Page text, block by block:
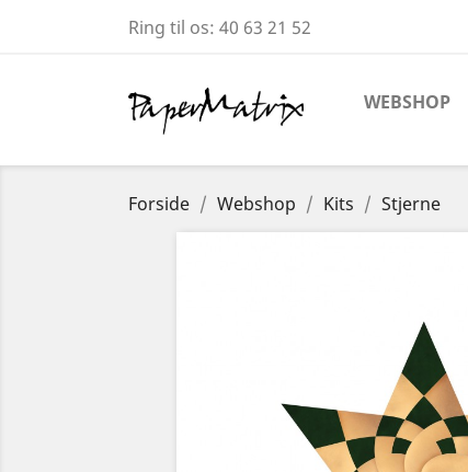
Ring til os: 40 63 21 52
WEBSHOP
Forside Webshop Kits Stjerne